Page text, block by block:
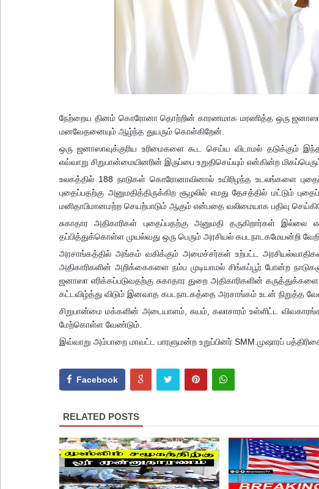
நேற்றைய தினம் கொரோனா தொற்றின் காரணமாக மரணித்த ஒரு ஜனாஸா
மனவேதனையும் ஆழ்ந்த துயரும் கொள்கிறேன்.
ஒரு ஜனாஸாவுக்குரிய உரிமைகளை கூட செய்ய விடாமல்
எவ்வாறு சிறுபான்மையினரின் இருப்பை உறுதிசெய்யும் என்கின்ற மிகப்பெரும்
உலகத்தில் 188 நாடுகள் கொரோனாவினால் உயிரிழந்த உடலங்களை
புதைப்பதற்கு அனுமதித்திருக்கிற சூழலில் எமது தேசத்தில் மட்டும்
மனிதாபிமானமற்ற செயற்பாடும் ஆகும் என்பதை வலிமையாக பதிவு
சுகாதார அதிகாரிகள் புதைப்பதற்கு அனுமதி தருகிறார்கள்
தப்பித்துக்கொள்ள முயல்வது ஒரு பெரும் அரசியல் கபடநாடகமேயன்றி
அரசாங்கத்தில் அங்கம் வகிக்கும் அமைச்சர்கள் உற்பட்ட
அதிகாரிகளின் அறிக்கைகளை நம்ப முடியாமல் சிங்கப்பூர் போன்ற
ஜனாஸா எரிக்கப்படுவதற்கு சுகாதார துறை அதிகாரிகளின்
கட்டவிழ்த்து விடும் இனவாத கபடநாடகத்தை அரசாங்கம் உடன் நிறுத்த
சிறுபான்மை மக்களின் அடையாளம், சுயம், கலாசாரம் உள்ளிட்ட
மேற்கொள்ள வேண்டும்.
இவ்வாறு அம்பாறை மாவட்ட பாரளுமன்ற உறுப்பினர் SMM.முஷாரப்
Facebook
RELATED POSTS